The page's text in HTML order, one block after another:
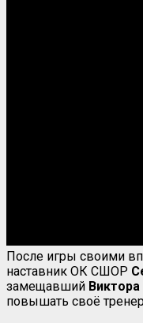
После игры своими
наставник ОК СШОР
замещавший
повышать своё